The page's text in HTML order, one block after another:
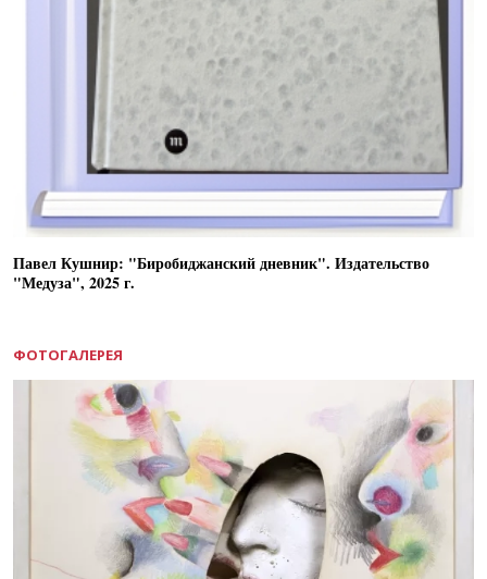
Павел Кушнир: "Биробиджанский дневник". Издательство
"Медуза", 2025 г.
ФОТОГАЛЕРЕЯ